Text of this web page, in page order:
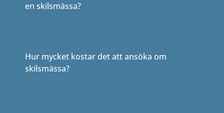
en skilsmässa?
Hur mycket kostar det att ansöka om
skilsmässa?